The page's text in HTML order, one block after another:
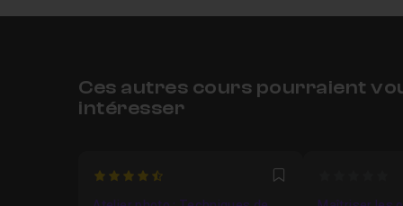
Ces autres cours pourraient
intéresser
4.7931034482759 Favori